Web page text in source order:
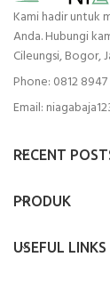
Kami hadir untuk
Anda. Hubungi
Cileungsi, Bogor,
Phone: 0812 8947
Email:
RECENT
PRODUK
USEFUL LINKS